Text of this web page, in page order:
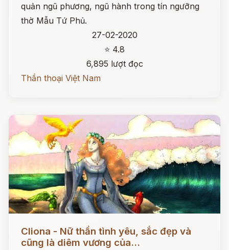
quản ngũ phương, ngũ hành trong tín ngưỡng
thờ Mẫu Tứ Phủ.
27-02-2020
⭐ 4.8
6,895 lượt đọc
Thần thoại Việt Nam
Cliona - Nữ thần tình yêu, sắc đẹp và
cũng là diêm vương của...